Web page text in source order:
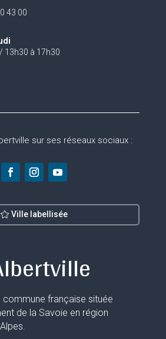
43 00
13h30 à 17h30
sur ses réseaux sociaux :
Ville labellisée
commune française située
de la Savoie en région